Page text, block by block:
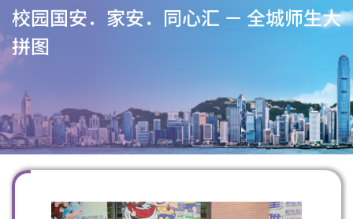
校园国安．家安．同心汇 － 全城师生大
拼图